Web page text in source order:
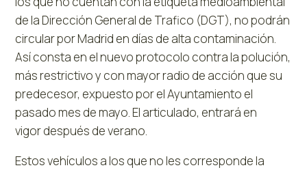
de la Dirección General de Trafico (DGT), no podrán
circular por Madrid en días de alta contaminación.
Así consta en el nuevo protocolo contra la polución,
más restrictivo y con mayor radio de acción que su
predecesor, expuesto por el Ayuntamiento el
pasado mes de mayo. El articulado, entrará en
vigor después de verano.
Estos vehículos a los que no les corresponde la